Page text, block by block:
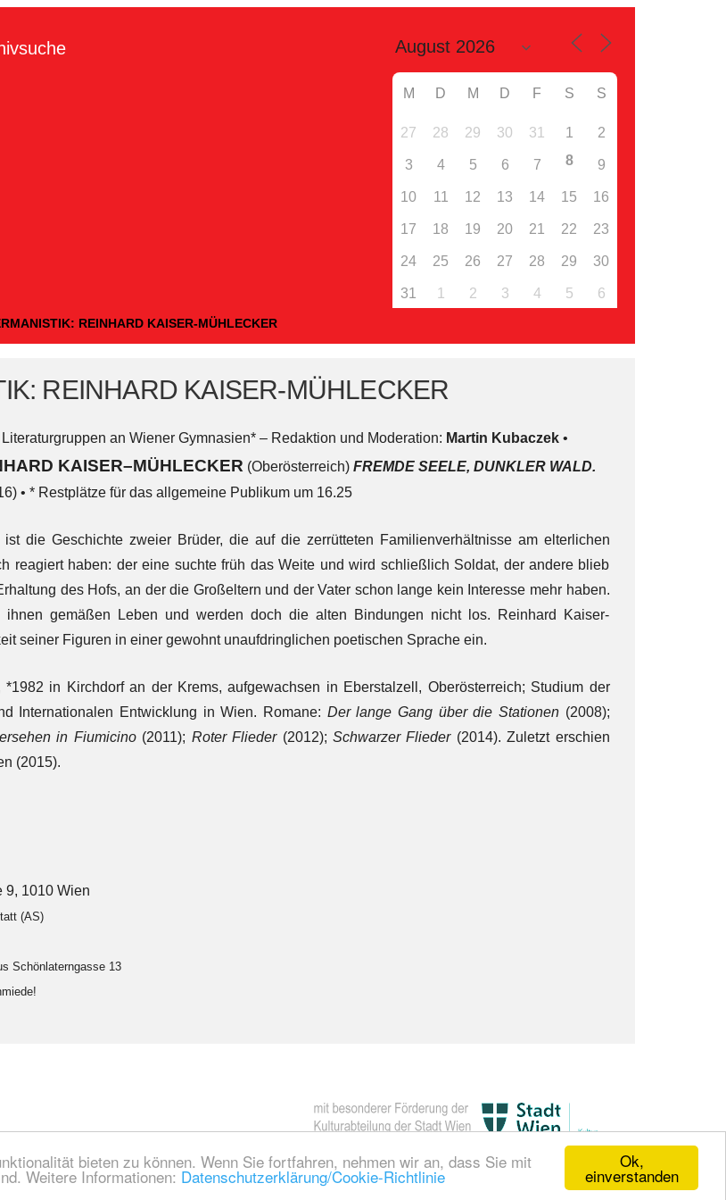
Ok,
einverstanden
bieten zu können. Wenn Sie fortfahren, nehmen wir an, dass Sie mit
Weitere Informationen: Datenschutzerklärung/Cookie-Richtlinie
M D M D F S S
27 28 29 30 31 1 2
3 4 5 6 7 8 9
10 11 12 13 14 15 16
17 18 19 20 21 22 23
24 25 26 27 28 29 30
31 1 2 3 4 5 6
REINHARD KAISER-MÜHLECKER
REINHARD KAISER-MÜHLECKER
an Wiener Gymnasien* – Redaktion und Moderation: Martin Kubaczek•
KAISER–MÜHLECKER (Oberösterreich)FREMDE SEELE, DUNKLER WALD.
• * Restplätze für das allgemeine Publikum um 16.25
ist die Geschichte zweier Brüder, die auf die zerrütteten Familienverhältnisse am elterlichen
reagiert haben: der eine suchte früh das Weite und wird schließlich Soldat, der andere blieb
des Hofs, an der die Großeltern und der Vater schon lange kein Interesse mehr haben.
gemäßen Leben und werden doch die alten Bindungen nicht los. Reinhard Kaiser-
seiner Figuren in einer gewohnt unaufdringlichen poetischen Sprache ein.
*1982 in Kirchdorf an der Krems, aufgewachsen in Eberstalzell, Oberösterreich; Studium der
Internationalen Entwicklung in Wien. Romane: Der lange Gang über die Stationen(2008);
in Fiumicino(2011); Roter Flieder(2012); Schwarzer Flieder(2014). Zuletzt erschien
(2015).
9, 1010 Wien
(AS)
Schönlaterngasse 13